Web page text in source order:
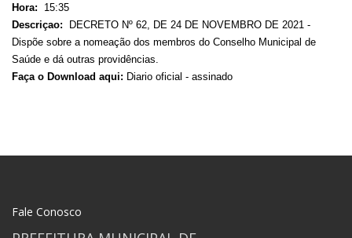
Hora:
15:35
Descriçao:
DECRETO Nº 62, DE 24 DE NOVEMBRO DE 2021 -
Dispõe sobre a nomeação dos membros do Conselho Municipal de
Saúde e dá outras providências.
Faça o Download aqui: Diario oficial - assinado
Fale Conosco